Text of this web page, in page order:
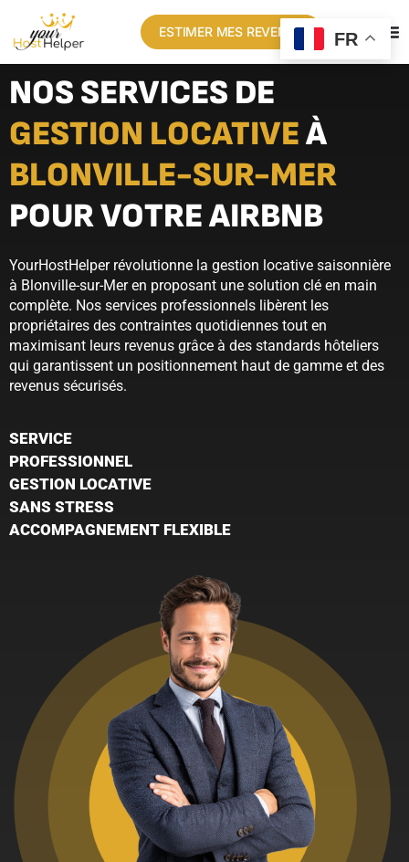
ESTIMER MES REVENUS
NOS SERVICES DE
GESTION LOCATIVEÀ
BLONVILLE-SUR-MER
POUR VOTRE AIRBNB
YourHostHelper révolutionne la gestion locative saisonnière
à Blonville-sur-Mer en proposant une solution clé en main
complète. Nos services professionnels libèrent les
propriétaires des contraintes quotidiennes tout en
maximisant leurs revenus grâce à des standards hôteliers
qui garantissent un positionnement haut de gamme et des
revenus sécurisés.
SERVICE
PROFESSIONNEL
GESTION LOCATIVE
SANS STRESS
ACCOMPAGNEMENT FLEXIBLE
FR